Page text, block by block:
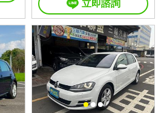
立即諮詢